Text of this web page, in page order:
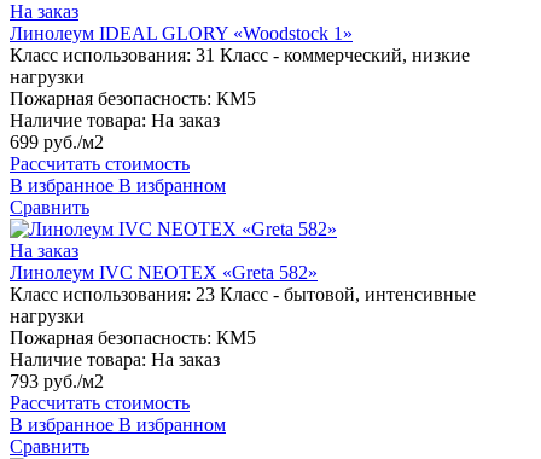
На заказ
Линолеум IDEAL GLORY «Woodstock 1»
Класс использования: 31 Класс - коммерческий, низкие
нагрузки
Пожарная безопасность: КМ5
Наличие товара: На заказ
699 руб./м2
Рассчитать стоимость
В избранное В избранном
Сравнить
На заказ
Линолеум IVC NEOTEX «Greta 582»
Класс использования: 23 Класс - бытовой, интенсивные
нагрузки
Пожарная безопасность: КМ5
Наличие товара: На заказ
793 руб./м2
Рассчитать стоимость
В избранное В избранном
Сравнить